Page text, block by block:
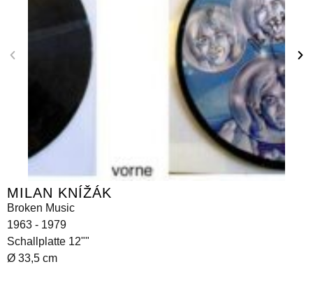
MILAN KNÍŽÁK
Broken Music
1963 - 1979
Schallplatte 12""
Ø 33,5 cm